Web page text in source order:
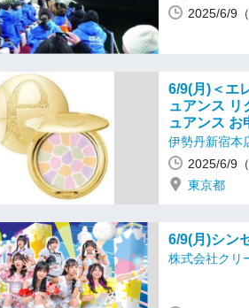
2025/6/9（
6/9(月)＜エ
ュアンス リ
ュアンス お
伊勢丹新宿本
2025/6/9（
東京都
6/9(月)シン
株式会社クリ